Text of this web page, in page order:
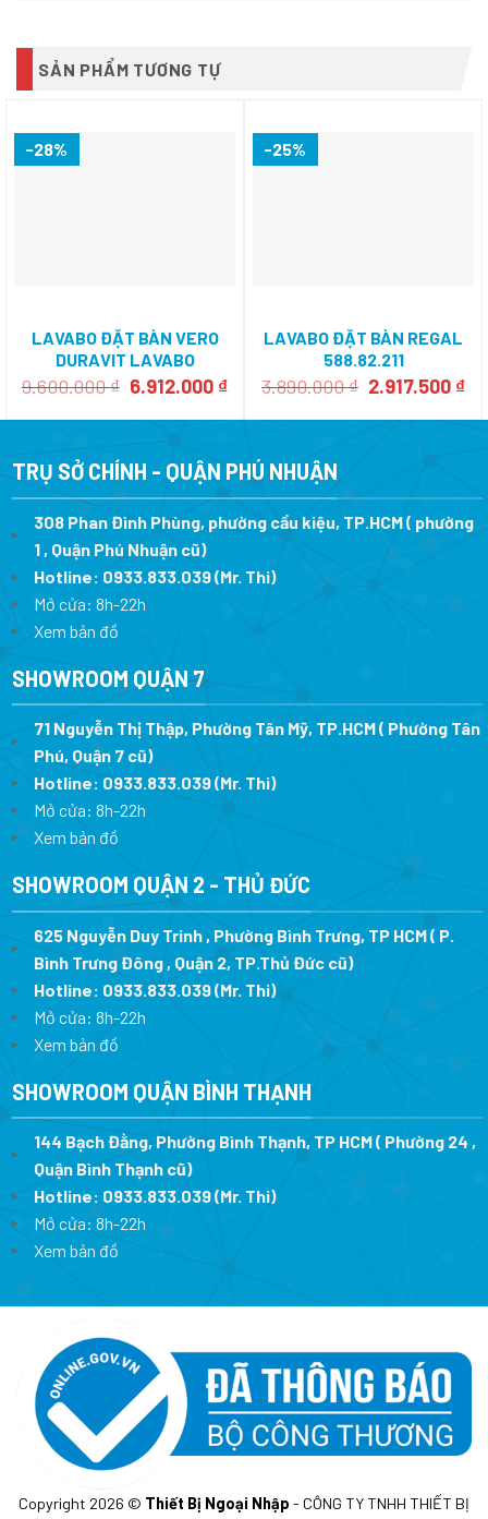
SẢN PHẨM TƯƠNG TỰ
-28%
LAVABO ĐẶT BÀN VERO
DURAVIT LAVABO
588.45.022
9.600.000₫ Giá
là:
6.912.000 ₫Giá
tại
6.912.000 ₫.
-25%
LAVABO ĐẶT BÀN REGAL
588.82.211
3.890.000₫ Giá
là:
2.917.500 ₫
tại
TRỤ SỞ CHÍNH - QUẬN PHÚ NHUẬN
308 Phan Đình Phùng, phường cầu kiệu, TP.HCM ( phường
1 , Quận Phú Nhuận cũ)
Hotline: 0933.833.039(Mr. Thi)
Mở cửa: 8h-22h
Xem bản đồ
SHOWROOM QUẬN 7
71 Nguyễn Thị Thập, Phường Tân Mỹ, TP.HCM ( Phường Tân
Phú, Quận 7 cũ)
Hotline: 0933.833.039(Mr. Thi)
Mở cửa: 8h-22h
Xem bản đồ
SHOWROOM QUẬN 2 - THỦ ĐỨC
625 Nguyễn Duy Trinh , Phường Bình Trưng, TP HCM ( P.
Bình Trưng Đông , Quận 2, TP.Thủ Đức cũ)
Hotline: 0933.833.039(Mr. Thi)
Mở cửa: 8h-22h
Xem bản đồ
SHOWROOM QUẬN BÌNH THẠNH
144 Bạch Đằng, Phường Bình Thạnh, TP HCM ( Phường 24 ,
Quận Bình Thạnh cũ)
Hotline: 0933.833.039(Mr. Thi)
Mở cửa: 8h-22h
Xem bản đồ
Copyright 2026 © Thiết Bị Ngoại Nhập - CÔNG TY TNHH THIẾT BỊ